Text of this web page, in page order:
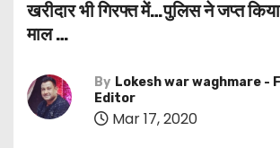
खरीदार भी गिरफ्त में…पुलिस ने जप्त
माल …
By Lokesh war waghmare -
Editor
Mar 17, 2020